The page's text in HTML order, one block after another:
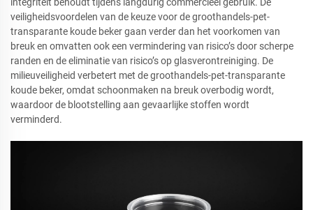
veiligheidsvoordelen van de keuze voor de groothandels-pet-
transparante koude beker gaan verder dan het voorkomen van
breuk en omvatten ook een vermindering van risico’s door scherpe
randen en de eliminatie van risico’s op glasverontreiniging. De
milieuveiligheid verbetert met de groothandels-pet-transparante
koude beker, omdat schoonmaken na breuk overbodig wordt,
waardoor de blootstelling aan gevaarlijke stoffen wordt
verminderd.